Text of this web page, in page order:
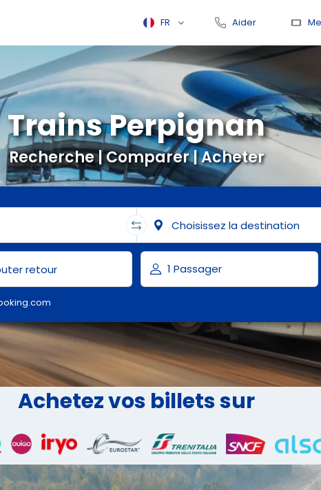
FR Aider
Recherche | Comparer | Acheter
Trains Perpignan
Achetez vos billets sur